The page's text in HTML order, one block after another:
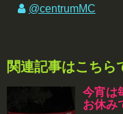
@centrumMC
関連記事はこちら
今宵は
お休み